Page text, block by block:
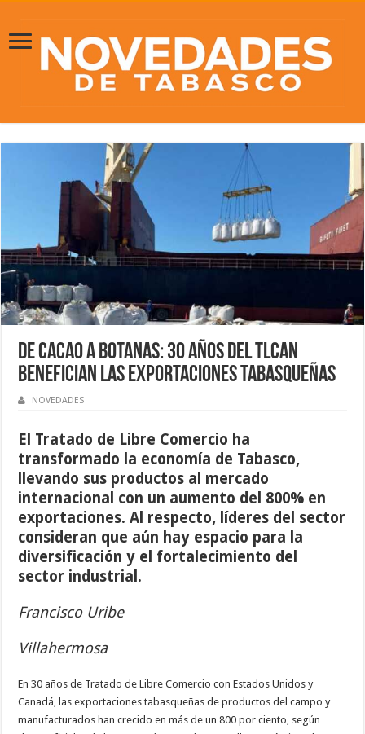
De cacao a botanas: 30 años del TLCAN
benefician las exportaciones tabasqueñas
NOVEDADES
El Tratado de Libre Comercio ha
transformado la economía de Tabasco,
llevando sus productos al mercado
internacional con un aumento del 800% en
exportaciones. Al respecto, l íderes del sector
consideran que aún hay espacio para la
diversificación y el fortalecimiento del
sector industrial.
Francisco Uribe
Villahermosa
En 30 años de Tratado de Libre Comercio con Estados Unidos y
Canadá , las exportaciones tabasqueñas de productos del campo y
manufacturados han crecido en más de un 800 por ciento, según